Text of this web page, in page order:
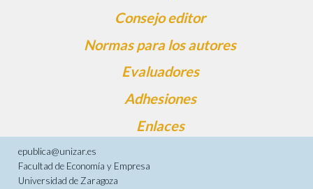
Consejo editor
Normas para los autores
Evaluadores
Adhesiones
Enlaces
epublica@unizar.es
Facultad de Economía y Empresa
Universidad de Zaragoza